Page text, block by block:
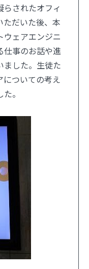
されたオフィ
ただいた後、本
ウェアエンジニ
仕事のお話や進
ました。生徒た
についての考え
。